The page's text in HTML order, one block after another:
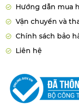
Hướng dẫn mua
Vận chuyển và
Chính sách bảo
Liên hệ